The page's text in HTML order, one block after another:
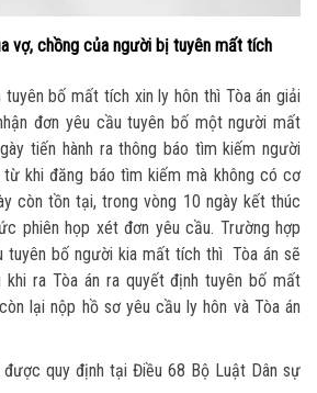
vợ, chồng của người bị tuyên mất tích
bố mất tích xin ly hôn thì Tòa án giải
đơn yêu cầu tuyên bố một người mất
tiến hành ra thông báo tìm kiếm người
khi đăng báo tìm kiếm mà không có cơ
còn tồn tại, trong vòng 10 ngày kết thúc
phiên họp xét đơn yêu cầu. Trường hợp
tuyên bố người kia mất tích thì Tòa án sẽ
ra Tòa án ra quyết định tuyên bố mất
lại nộp hồ sơ yêu cầu ly hôn và Tòa án
quy định tại Điều 68 Bộ Luật Dân sự